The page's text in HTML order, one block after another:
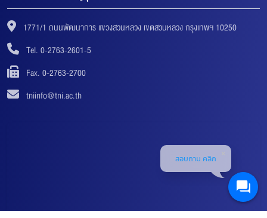
1771/1 ถนนพัฒนาการ แขวงสวนหลวง เขตสวนหลวง กรุงเทพฯ 10250
Tel. 0-2763-2601-5
Fax. 0-2763-2700
tniinfo@tni.ac.th
สอบถาม คลิก